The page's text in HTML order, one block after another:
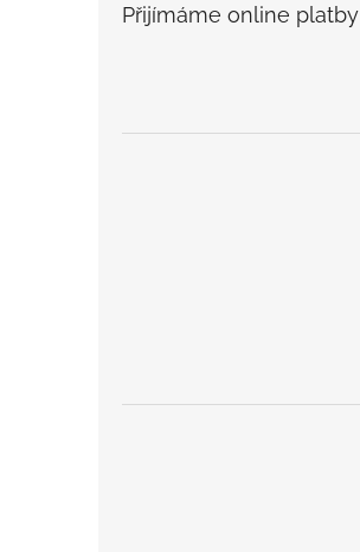
Přijímáme online platby